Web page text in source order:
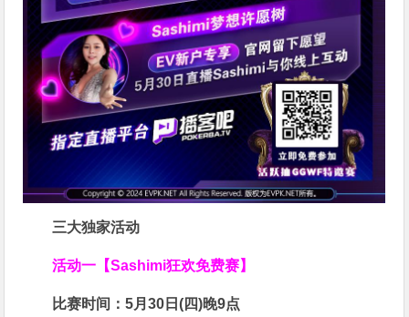
三大独家活动
活动一【Sashimi狂欢免费赛】
比赛时间：5月30日(四)晚9点